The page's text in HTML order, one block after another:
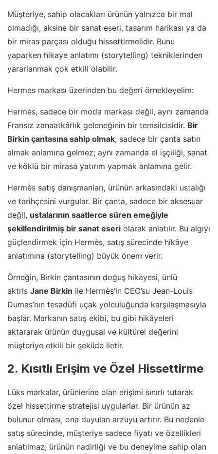
Müşteriye, sahip olacakları ürünün yalnızca bir mal
olmadığı, aksine bir sanat eseri, tasarım harikası ya da
bir miras parçası olduğu hissettirmelidir. Bunu
yaparken hikaye anlatımı (storytelling) tekniklerinden
yararlanmak çok etkili olabilir.
Hermes markası üzerinden bu değeri örnekleyelim:
Hermès, sadece bir moda markası değil, aynı zamanda
Fransız zanaatkârlık geleneğinin bir temsilcisidir. Bir
Birkin çantasına sahip olmak, sadece bir çanta satın
almak anlamına gelmez; aynı zamanda el işçiliği, sanat
ve köklü bir mirasa yatırım yapmak anlamına gelir.
Hermès satış danışmanları, ürünün arkasındaki ustalığı
ve tarihçesini vurgular. Bir çanta, sadece bir aksesuar
değil, ustalarının saatlerce süren emeğiyle
şekillendirilmiş bir sanat eseri olarak anlatılır. Bu algıyı
güçlendirmek için Hermès, satış sürecinde hikâye
anlatımına (storytelling) büyük önem verir.
Örneğin, Birkin çantasının doğuş hikayesi, ünlü
aktris Jane Birkin ile Hermès’in CEO’su Jean-Louis
Dumas’nın tesadüfi uçak yolculuğunda karşılaşmasıyla
başlar. Markanın satış ekibi, bu gibi hikâyeleri
aktararak ürünün duygusal ve kültürel değerini
müşteriye etkili bir şekilde iletir.
2. Kısıtlı Erişim ve Özel Hissettirme
Lüks markalar, ürünlerine olan erişimi sınırlı tutarak
özel hissettirme stratejisi uygularlar. Bir ürünün az
bulunur olması, ona duyulan arzuyu artırır. Bu nedenle
satış sürecinde, müşteriye sadece fiyatı ve özellikleri
anlatılmaz; ürünün nadirliği ve bu deneyime sahip olan